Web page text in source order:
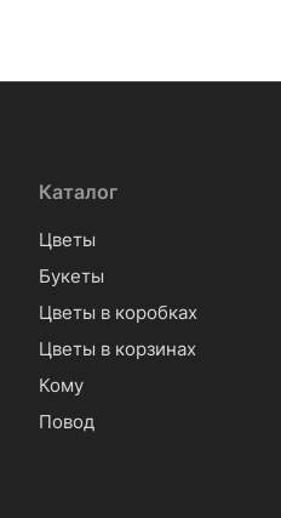
Каталог
Цветы
Букеты
Цветы в коробках
Цветы в корзинах
Кому
Повод